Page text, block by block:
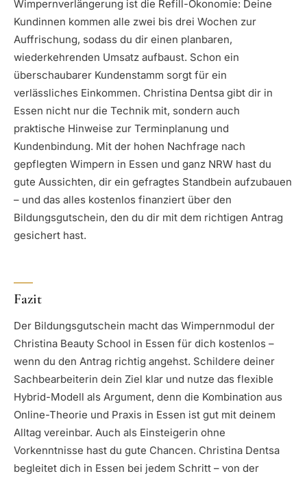
Wimpernverlängerung ist die Refill-Ökonomie: Deine
Kundinnen kommen alle zwei bis drei Wochen zur
Auffrischung, sodass du dir einen planbaren,
wiederkehrenden Umsatz aufbaust. Schon ein
überschaubarer Kundenstamm sorgt für ein
verlässliches Einkommen. Christina Dentsa gibt dir in
Essen nicht nur die Technik mit, sondern auch
praktische Hinweise zur Terminplanung und
Kundenbindung. Mit der hohen Nachfrage nach
gepflegten Wimpern in Essen und ganz NRW hast du
gute Aussichten, dir ein gefragtes Standbein aufzubauen
– und das alles kostenlos finanziert über den
Bildungsgutschein, den du dir mit dem richtigen Antrag
gesichert hast.
Fazit
Der Bildungsgutschein macht das Wimpernmodul der
Christina Beauty School in Essen für dich kostenlos –
wenn du den Antrag richtig angehst. Schildere deiner
Sachbearbeiterin dein Ziel klar und nutze das flexible
Hybrid-Modell als Argument, denn die Kombination aus
Online-Theorie und Praxis in Essen ist gut mit deinem
Alltag vereinbar. Auch als Einsteigerin ohne
Vorkenntnisse hast du gute Chancen. Christina Dentsa
begleitet dich in Essen bei jedem Schritt – von der